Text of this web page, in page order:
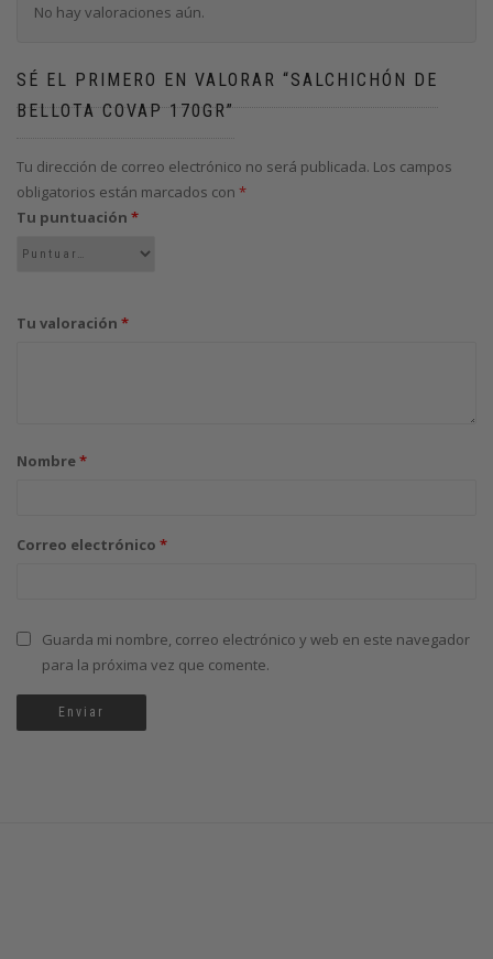
No hay valoraciones aún.
SÉ EL PRIMERO EN VALORAR “SALCHICHÓN DE
BELLOTA COVAP 170GR”
Tu dirección de correo electrónico no será publicada. Los campos
obligatorios están marcados con *
Tu puntuación *
Tu valoración *
Nombre*
Correo electrónico *
Guarda mi nombre, correo electrónico y web en este navegador
para la próxima vez que comente.